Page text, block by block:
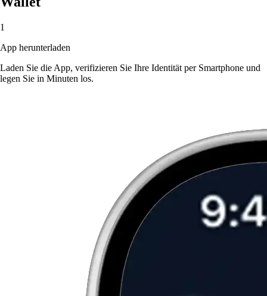
1
App herunterladen
Laden Sie die App, verifizieren Sie Ihre Identität per Smartphone und
legen Sie in Minuten los.